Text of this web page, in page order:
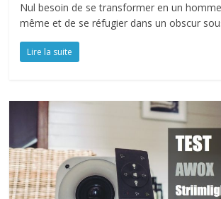
Nul besoin de se transformer en un
même et de se réfugier dans un obscur
Lire la suite